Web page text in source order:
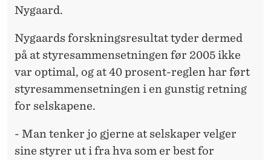
Nygaard.
Nygaards forskningsresultat tyder dermed
på at styresammensetningen før 2005 ikke
var optimal, og at 40 prosent-reglen har ført
styresammensetningen i en gunstig retning
for selskapene.
- Man tenker jo gjerne at selskaper velger
sine styrer ut i fra hva som er best for